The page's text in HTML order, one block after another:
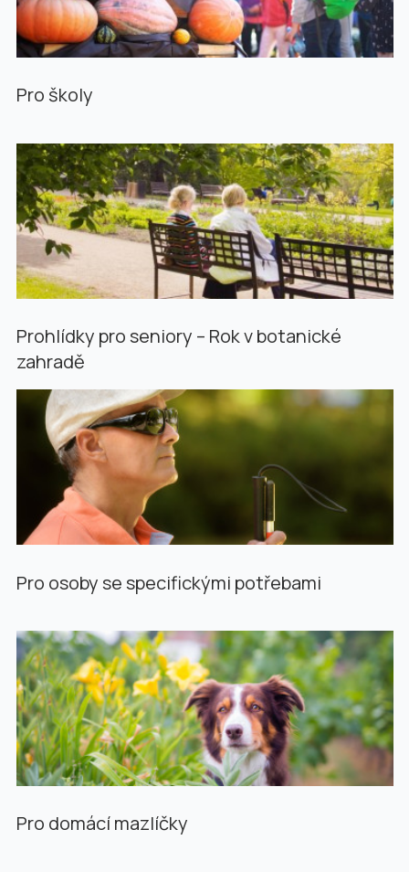
Pro školy
Prohlídky pro seniory – Rok v botanické
zahradě
Pro osoby se specifickými potřebami
Pro domácí mazlíčky